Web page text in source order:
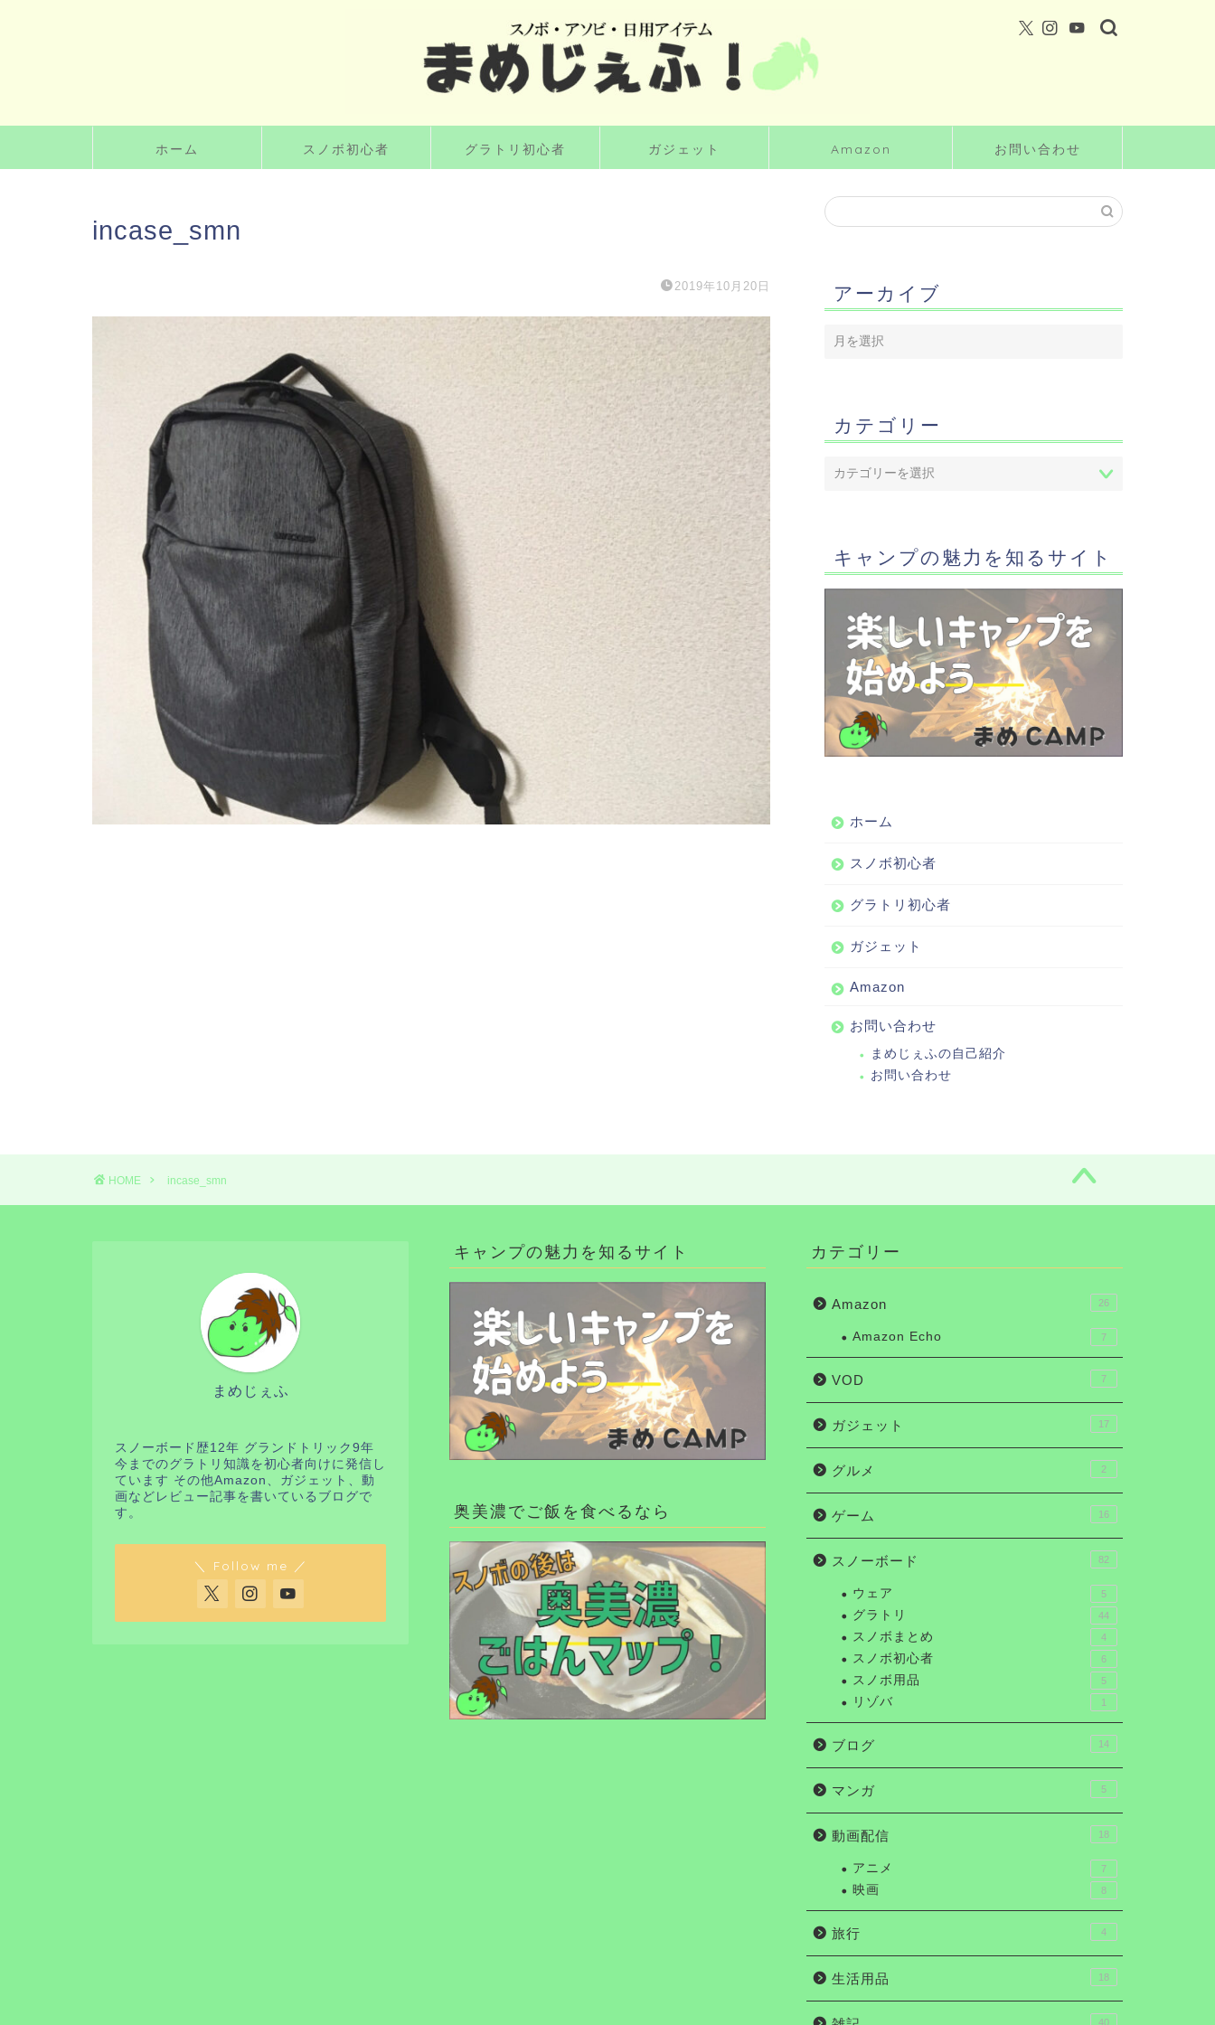
ホーム スノボ初心者 グラトリ初心者 ガジェット Amazon お問い合わせ
incase_smn
2019年10月20日 アーカイブ
カテゴリー
キャンプの魅力を知るサイト
ホーム
スノボ初心者
グラトリ初心者
ガジェット
Amazon
お問い合わせ
まめじぇふの自己紹介
お問い合わせ
HOME incase_smn
まめじぇふ
スノーボード歴12年 グランドトリック9年
今までのグラトリ知識を初心者向けに発信し
ています その他Amazon、ガジェット、動
画などレビュー記事を書いているブログで
す。
＼ Follow me ／
キャンプの魅力を知るサイト
奥美濃でご飯を食べるなら
カテゴリー
Amazon 26
Amazon Echo 7
VOD 7
ガジェット 17
グルメ 2
ゲーム 16
スノーボード 82
ウェア 5
グラトリ 44
スノボまとめ 4
スノボ初心者 6
スノボ用品 5
リゾバ 1
ブログ 14
マンガ 5
動画配信 18
アニメ 7
映画 8
旅行 4
生活用品 18
40